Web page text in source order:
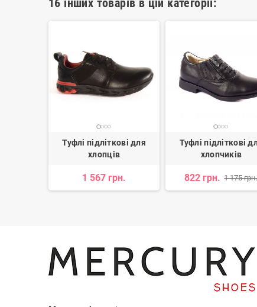
16 інших товарів в цій категорії:
Туфлі підліткові для
хлопців
1 567 грн.
Туфлі підліткові
хлопчиків
822 грн. 1 175